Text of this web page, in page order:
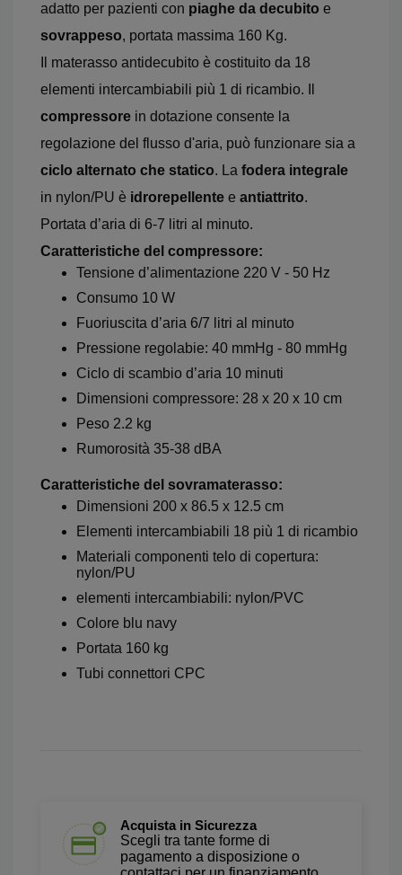
adatto per pazienti con piaghe da decubito e
sovrappeso, portata massima 160 Kg.
Il materasso antidecubito è costituito da 18
elementi intercambiabili più 1 di ricambio. Il
compressore in dotazione consente la
regolazione del flusso d'aria, può funzionare sia a
ciclo alternato che statico. La fodera integrale
in nylon/PU è idrorepellente e antiattrito.
Portata d’aria di 6-7 litri al minuto.
Caratteristiche del compressore:
Tensione d’alimentazione 220 V - 50 Hz
Consumo 10 W
Fuoriuscita d’aria 6/7 litri al minuto
Pressione regolabie: 40 mmHg - 80 mmHg
Ciclo di scambio d’aria 10 minuti
Dimensioni compressore: 28 x 20 x 10 cm
Peso 2.2 kg
Rumorosità 35-38 dBA
Caratteristiche del sovramaterasso:
Dimensioni 200 x 86.5 x 12.5 cm
Elementi intercambiabili 18 più 1 di ricambio
Materiali componenti telo di copertura:
nylon/PU
elementi intercambiabili: nylon/PVC
Colore blu navy
Portata 160 kg
Tubi connettori CPC
Acquista in Sicurezza
Scegli tra tante forme di
pagamento a disposizione o